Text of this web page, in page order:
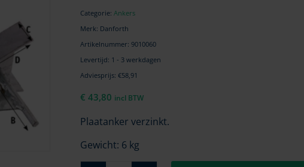
Categorie: Ankers
Merk: Danforth
Artikelnummer: 9010060
Levertijd: 1 - 3 werkdagen
Adviesprijs: €58,91
€ 43,80 incl BTW
Plaatanker verzinkt.
Gewicht: 6 kg